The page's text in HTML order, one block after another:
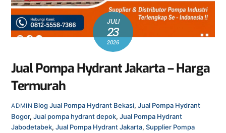
JULI
23
2026
Jual Pompa Hydrant Jakarta – Harga
Termurah
ADMIN Blog Jual Pompa Hydrant Bekasi,Jual Pompa Hydrant
Bogor,Jual pompa hydrant depok,Jual Pompa Hydrant
Jabodetabek,Jual Pompa Hydrant Jakarta,Supplier Pompa